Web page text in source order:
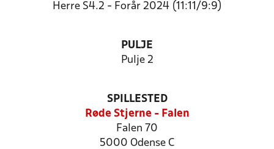
Herre S4.2 - Forår 2024 (11:11/9:9)
PULJE
Pulje 2
SPILLESTED
Røde Stjerne - Falen
Falen 70
5000 Odense C